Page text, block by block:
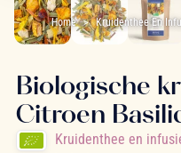
Home Kruidenthee En
Biologische
Citroen
Kruidenthee en